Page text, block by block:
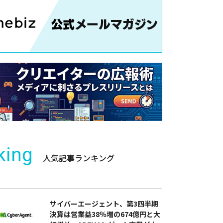
人気記事ランキング
サイバーエージェント、第3四半期
決算は営業益38％増の674億円と大